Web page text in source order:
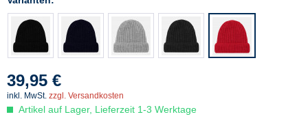
39,95 €
inkl. MwSt. zzgl. Versandkosten
Artikel auf Lager, Lieferzeit 1-3 Werktage